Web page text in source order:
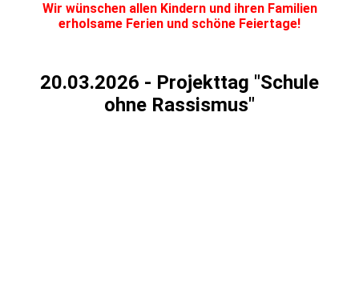
Wir wünschen allen Kindern und ihren Familien
erholsame Ferien und schöne Feiertage!
20.03.2026 - Projekttag "Schule
ohne Rassismus"